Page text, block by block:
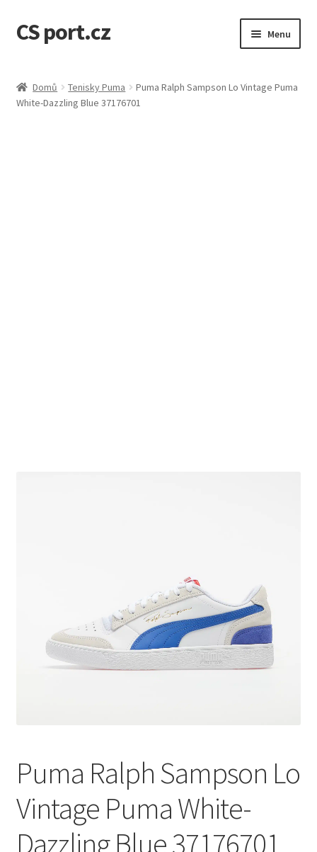
Přeskočit
na
Přejít
k
webu
CS port.cz Menu
Doprava a doba dodání
Domů Tenisky Puma
Puma Ralph Sampson Lo Vintage Puma
White-Dazzling Blue 37176701
Puma Ralph Sampson Lo
Vintage Puma White-
Dazzling Blue 37176701